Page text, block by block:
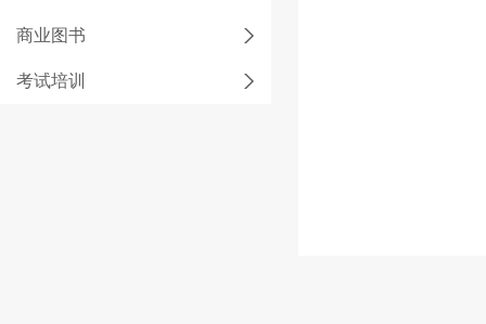
商业图书
考试培训